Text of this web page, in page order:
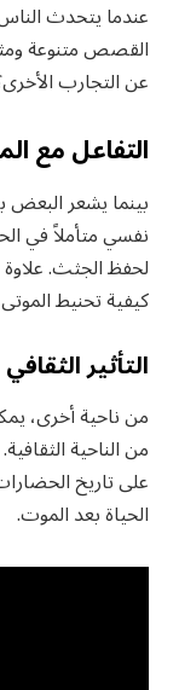
عندما يتحدث
القصص متنوعة
عن التجارب
التفاعل مع
بينما يشعر البعض
نفسي متأملاً في
لحفظ الجثث.
كيفية تحنيط
التأثير الثقافي
من ناحية أخرى،
من الناحية
على تاريخ
الحياة بعد الموت.